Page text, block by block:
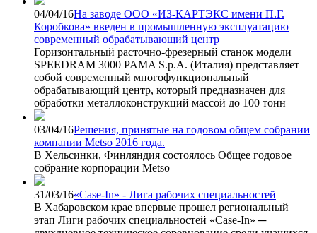
04/04/16На заводе ООО «ИЗ-КАРТЭКС имени П.Г.
Коробкова» введен в промышленную эксплуатацию
современный обрабатывающий центр
Горизонтальный расточно-фрезерный станок модели
SPEEDRAM 3000 PAMA S.p.A. (Италия) представляет
собой современный многофункциональный
обрабатывающий центр, который предназначен для
обработки металлоконструкций массой до 100 тонн
03/04/16Решения, принятые на годовом общем собрании
компании Metso 2016 года.
В Хельсинки, Финляндия состоялось Общее годовое
собрание корпорации Metso
31/03/16«Case-In» - Лига рабочих специальностей
В Хабаровском крае впервые прошел региональный
этап Лиги рабочих специальностей «Case-In» ─